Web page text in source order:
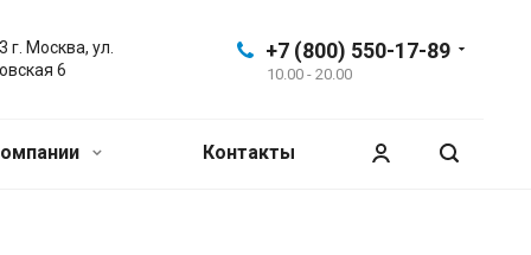
+7 (800) 550-17-89
10.00 - 20.00
г. Москва, ул.
6
Контакты